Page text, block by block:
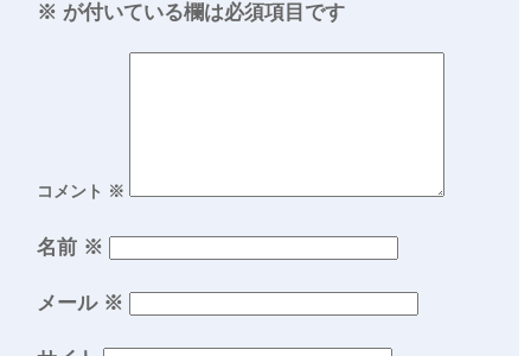
※ が付いている欄は必須項目です
コメント ※
名前 ※
メール ※